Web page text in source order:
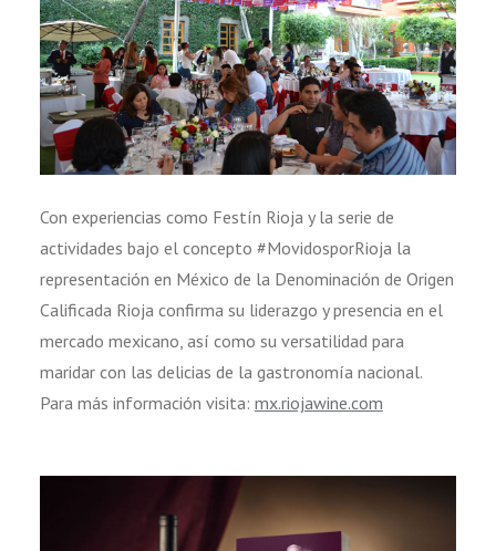
Con experiencias como Festín Rioja y la serie de
actividades bajo el concepto #MovidosporRioja la
representación en México de la Denominación de Origen
Calificada Rioja confirma su liderazgo y presencia en el
mercado mexicano, así como su versatilidad para
maridar con las delicias de la gastronomía nacional.
Para más información visita: mx.riojawine.com